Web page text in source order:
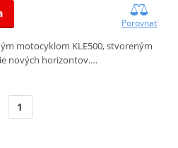
Porovnať
motocyklom KLE500, stvoreným
nových horizontov.…
1